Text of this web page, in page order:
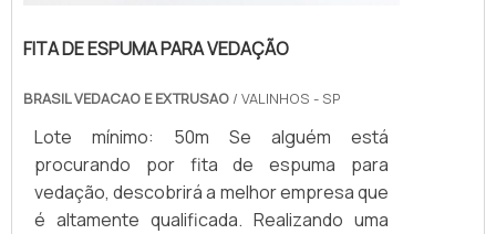
FITA DE ESPUMA PARA VEDAÇÃO
BRASIL VEDACAO E EXTRUSAO / VALINHOS - SP
Lote mínimo: 50m Se alguém está
procurando por fita de espuma para
vedação, descobrirá a melhor empresa que
é altamente qualificada. Realizando uma